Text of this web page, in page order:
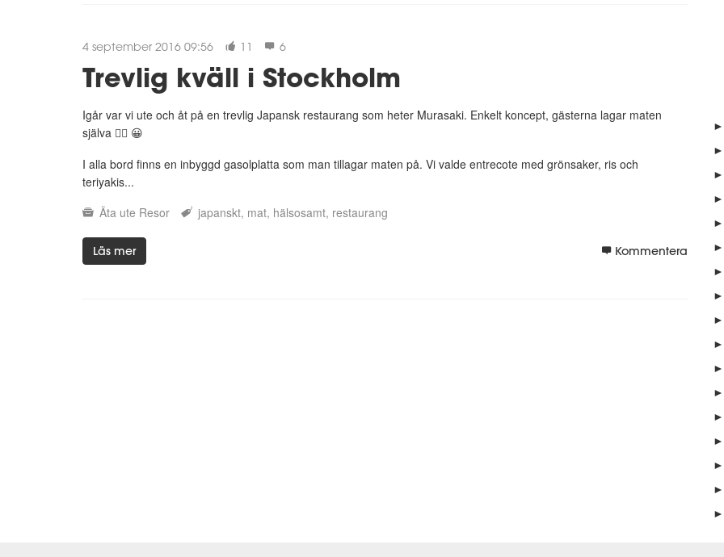
4 september 2016 09:56 11 6
Trevlig kväll i Stockholm
Igår var vi ute och åt på en trevlig Japansk restaurang som heter Murasaki. Enkelt koncept, gästerna lagar maten
själva 👍🏼 😀
I alla bord finns en inbyggd gasolplatta som man tillagar maten på. Vi valde entrecote med grönsaker, ris och
teriyakis...
Äta ute Resor japanskt mat hälsosamt restaurang
Läs mer Kommentera
►
►
►
►
►
►
►
►
►
►
►
►
►
►
►
►
►